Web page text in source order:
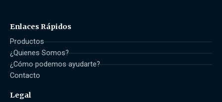
Enlaces Rápidos
Productos
¿Quienes Somos?
¿Cómo podemos ayudarte?
Contacto
Legal